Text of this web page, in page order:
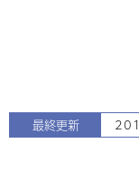
最終更新